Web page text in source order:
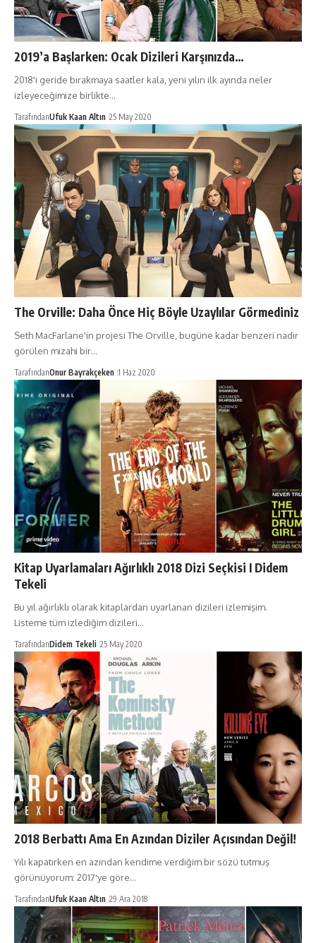
2019’a Başlarken: Ocak Dizileri Karşınızda…
2018'i geride bırakmaya saatler kala, yeni yılın ilk ayında neler
izleyeceğimize birlikte…
TarafındanUfuk Kaan Altın 25 May 2020
The Orville: Daha Önce Hiç Böyle Uzaylılar Görmediniz
Seth MacFarlane'in projesi The Orville, bugüne kadar benzeri nadir
görülen mizahi bir…
TarafındanOnur Bayrakçeken 1 Haz 2020
Kitap Uyarlamaları Ağırlıklı 2018 Dizi Seçkisi I Didem
Tekeli
Bu yıl ağırlıklı olarak kitaplardan uyarlanan dizileri izlemişim.
Listeme tüm izlediğim dizileri…
TarafındanDidem Tekeli 25 May 2020
2018 Berbattı Ama En Azından Diziler Açısından Değil!
Yılı kapatırken en azından kendime verdiğim bir sözü tutmuş
görünüyorum: 2017'ye göre…
TarafındanUfuk Kaan Altın 29 Ara 2018